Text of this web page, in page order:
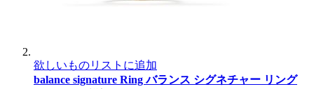
欲しいものリストに追加
balance signature Ringバランス シグネチャー リング